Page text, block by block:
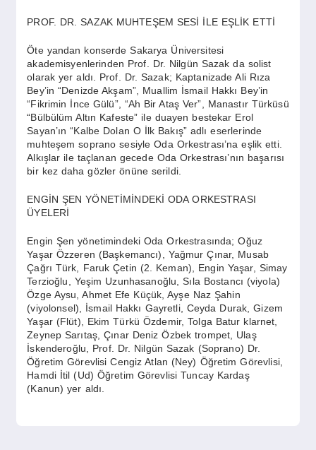
PROF. DR. SAZAK MUHTEŞEM SESİ İLE EŞLİK ETTİ
Öte yandan konserde Sakarya Üniversitesi
akademisyenlerinden Prof. Dr. Nilgün Sazak da solist
olarak yer aldı. Prof. Dr. Sazak; Kaptanizade Ali Rıza
Bey’in “Denizde Akşam”, Muallim İsmail Hakkı Bey’in
“Fikrimin İnce Gülü”, “Ah Bir Ataş Ver”, Manastır Türküsü
“Bülbülüm Altın Kafeste” ile duayen bestekar Erol
Sayan’ın “Kalbe Dolan O İlk Bakış” adlı eserlerinde
muhteşem soprano sesiyle Oda Orkestrası’na eşlik etti.
Alkışlar ile taçlanan gecede Oda Orkestrası’nın başarısı
bir kez daha gözler önüne serildi.
ENGİN ŞEN YÖNETİMİNDEKİ ODA ORKESTRASI
ÜYELERİ
Engin Şen yönetimindeki Oda Orkestrasında; Oğuz
Yaşar Özzeren (Başkemancı), Yağmur Çınar, Musab
Çağrı Türk, Faruk Çetin (2. Keman), Engin Yaşar, Simay
Terzioğlu, Yeşim Uzunhasanoğlu, Sıla Bostancı (viyola)
Özge Aysu, Ahmet Efe Küçük, Ayşe Naz Şahin
(viyolonsel), İsmail Hakkı Gayretli, Ceyda Durak, Gizem
Yaşar (Flüt), Ekim Türkü Özdemir, Tolga Batur klarnet,
Zeynep Sarıtaş, Çınar Deniz Özbek trompet, Ulaş
İskenderoğlu, Prof. Dr. Nilgün Sazak (Soprano) Dr.
Öğretim Görevlisi Cengiz Atlan (Ney) Öğretim Görevlisi,
Hamdi İtil (Ud) Öğretim Görevlisi Tuncay Kardaş
(Kanun) yer aldı.